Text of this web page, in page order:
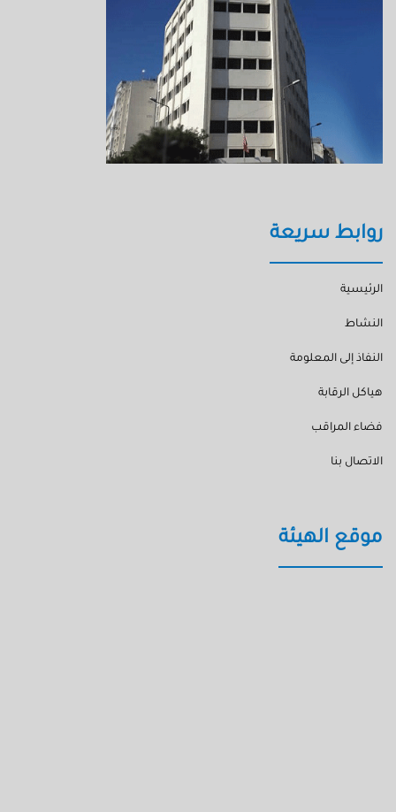
روابط سريعة
الرئيسية
النشاط
النفاذ إلى المعلومة
هياكل الرقابة
فضاء المراقب
الاتصال بنا
موقع الهيئة